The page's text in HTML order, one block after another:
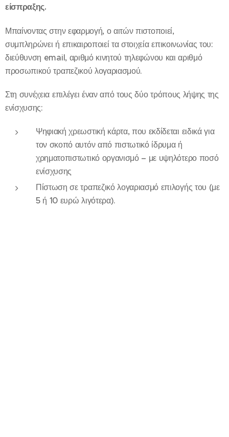
είσπραξης.
Μπαίνοντας στην εφαρμογή, ο αιτών πιστοποιεί,
συμπληρώνει ή επικαιροποιεί τα στοιχεία επικοινωνίας του:
διεύθυνση email, αριθμό κινητού τηλεφώνου και αριθμό
προσωπικού τραπεζικού λογαριασμού.
Στη συνέχεια επιλέγει έναν από τους δύο τρόπους λήψης της
ενίσχυσης:
Ψηφιακή χρεωστική κάρτα, που εκδίδεται ειδικά για
τον σκοπό αυτόν από πιστωτικό ίδρυμα ή
χρηματοπιστωτικό οργανισμό – με υψηλότερο ποσό
ενίσχυσης
Πίστωση σε τραπεζικό λογαριασμό επιλογής του (με
5 ή 10 ευρώ λιγότερα).